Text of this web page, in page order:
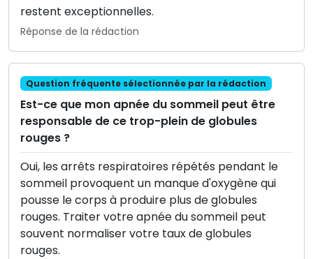
restent exceptionnelles.
Réponse de la rédaction
Question fréquente sélectionnée par la rédaction
Est-ce que mon apnée du sommeil peut être
responsable de ce trop-plein de globules
rouges ?
Oui, les arrêts respiratoires répétés pendant le
sommeil provoquent un manque d'oxygène qui
pousse le corps à produire plus de globules
rouges. Traiter votre apnée du sommeil peut
souvent normaliser votre taux de globules
rouges.